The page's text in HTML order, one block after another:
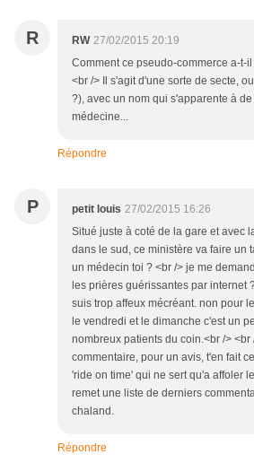
R RW 27/02/2015 20:19
Comment ce pseudo-commerce a-t-
<br /> Il s'agit d'une sorte de secte,
?), avec un nom qui s'apparente à
médecine...
Répondre
P petit louis 27/02/2015 16:26
Situé juste à coté de la gare et avec
dans le sud, ce ministère va faire un
un médecin toi ? <br /> je me
les prières guérissantes par internet
suis trop affeux mécréant. non pour
le vendredi et le dimanche c'est un
nombreux patients du coin.<br /> <br
commentaire, pour un avis, t'en fait
'ride on time' qui ne sert qu'a affoler
remet une liste de derniers
chaland.
Répondre